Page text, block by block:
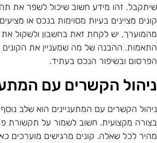
זהו מידע חשוב שיכול לשפר את
מציינים בעיות מסוימות בנכס או
יש לקחת זאת בחשבון ולשקול
ההבנה של מה שמעניין את
ובשיפור הנכס בעתיד.
הקשרים עם
הקשרים עם המתעניינים הוא שלב
מקצועית. חשוב לשמור על תקשורת
לכל שאלה. קונים מרגישים מוערכים